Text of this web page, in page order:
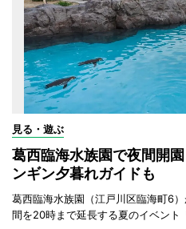
見る・遊ぶ
葛西臨海水族園で夜間開
ンギン夕暮れガイドも
葛西臨海水族園（江戸川区臨海町6
間を20時まで延長する夏のイベント